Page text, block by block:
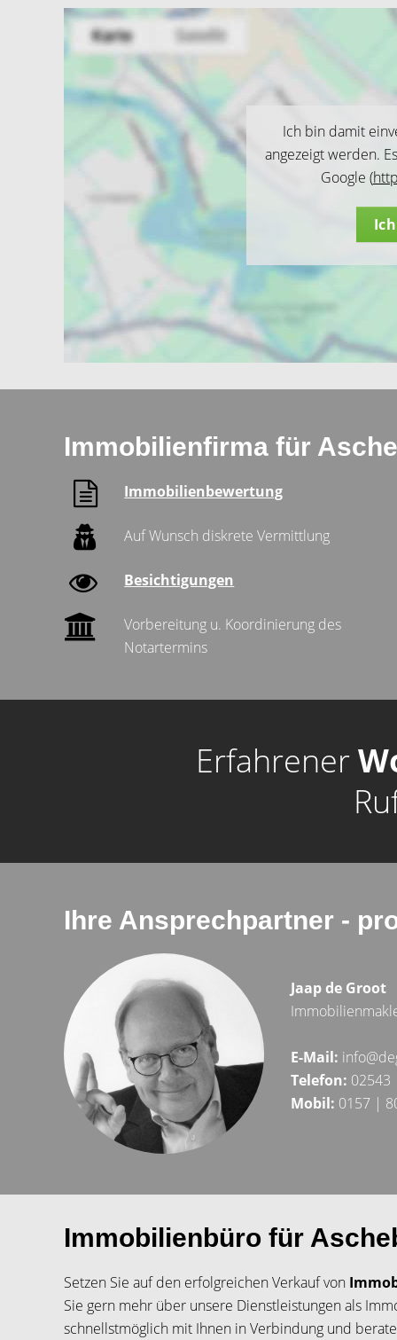
Ich bin damit
angezeigt werden.
Google (
Immobilienfirma für
Immobilienbewertung
Auf Wunsch diskrete Vermittlung
Besichtigungen
Vorbereitung u. Koordinierung des
Notartermins
Erfahrener
Ihre Ansprechpartner -
Jaap de Groot
E-Mail:
Telefon: 02543
Mobil: 0157 |
Immobilienbüro für
Setzen Sie auf den erfolgreichen Verkauf von
Sie gern mehr über unsere Dienstleistungen als
schnellstmöglich mit Ihnen in Verbindung und